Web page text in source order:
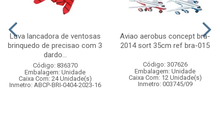
Luva lancadora de ventosas
brinquedo de precisao com 3
dardo...
Código: 836370
Embalagem: Unidade
Caixa Com: 24 Unidade(s)
Inmetro: ABCP-BRI-0404-2023-16
Aviao aerobus concept bra-
2014 sort 35cm ref bra-015
Código: 307626
Embalagem: Unidade
Caixa Com: 12 Unidade(s)
Inmetro: 003745/09